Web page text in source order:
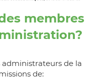
membres
de la
de: